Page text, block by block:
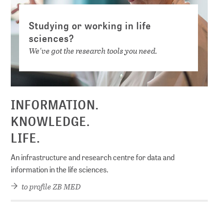
Studying or working in life
sciences?
We've got the research tools you need.
INFORMATION.
KNOWLEDGE.
LIFE.
An infrastructure and research centre for data and
information in the life sciences.
to profile ZB MED